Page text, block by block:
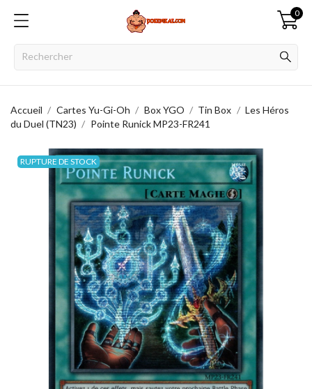
0
Accueil Cartes Yu-Gi-Oh Box YGO Tin Box
Les Héros
du Duel (TN23)
Pointe Runick MP23-FR241
RUPTURE DE STOCK